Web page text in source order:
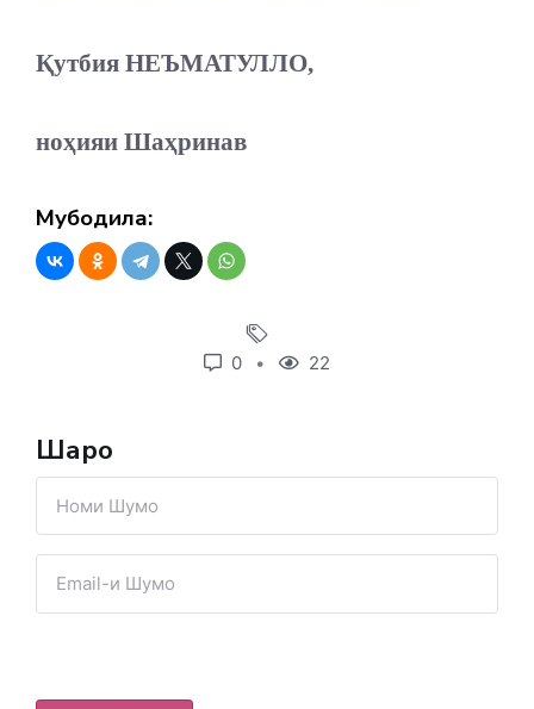
Қутбия НЕЪМАТУЛЛО,
ноҳияи Шаҳринав
Мубодила:
0 22
Шарҳҳо